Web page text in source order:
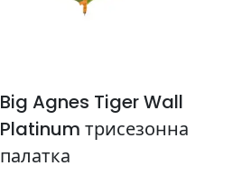
Big Agnes Tiger Wall
Platinum трисезонна
палатка